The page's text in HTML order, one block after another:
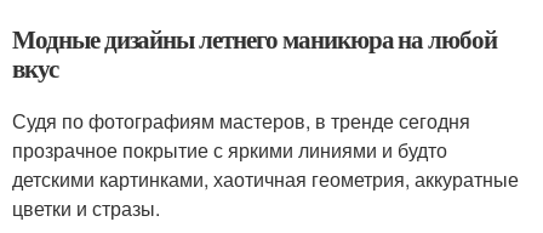
Модные дизайны летнего маникюра на любой
вкус
Судя по фотографиям мастеров, в тренде сегодня
прозрачное покрытие с яркими линиями и будто
детскими картинками, хаотичная геометрия, аккуратные
цветки и стразы.